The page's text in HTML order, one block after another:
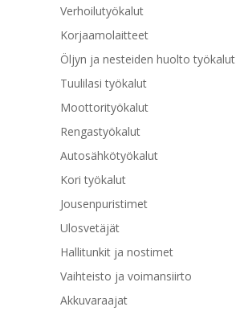
Verhoilutyökalut
Korjaamolaitteet
Öljyn ja nesteiden huolto työkalut
Tuulilasi työkalut
Moottorityökalut
Rengastyökalut
Autosähkötyökalut
Kori työkalut
Jousenpuristimet
Ulosvetäjät
Hallitunkit ja nostimet
Vaihteisto ja voimansiirto
Akkuvaraajat